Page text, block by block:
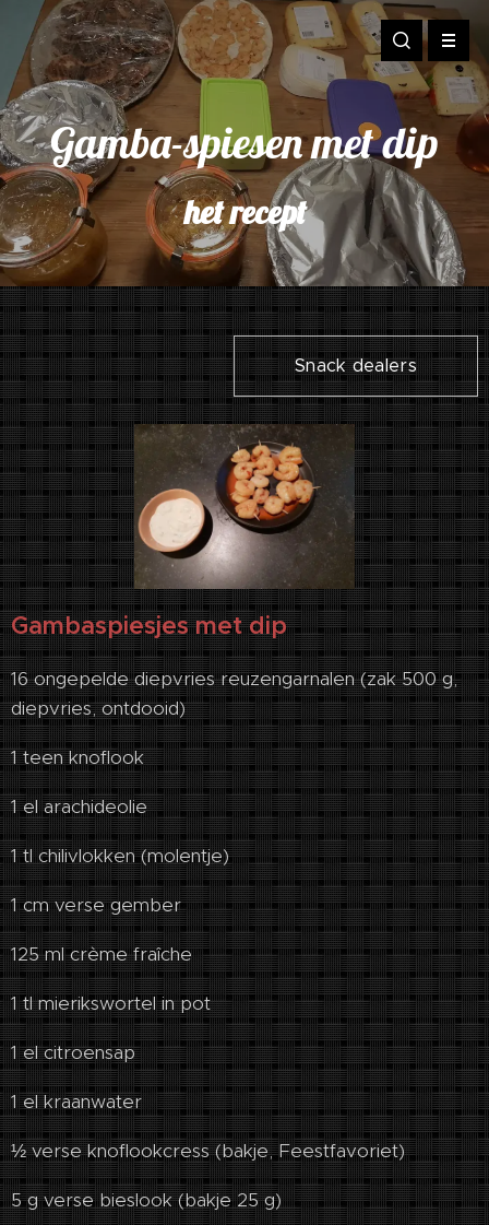
Gamba-spiesen met dip
het recept
Snack dealers
Gam­ba­spies­jes met dip
16 ongepelde diepvries reuzengarnalen (zak 500 g,
diepvries, ontdooid)
1 teen knoflook
1 el arachideolie
1 tl chilivlokken (molentje)
1 cm verse gember
125 ml crème fraîche
1 tl mierikswortel in pot
1 el citroensap
1 el kraanwater
½ verse knoflookcress (bakje, Feestfavoriet)
5 g verse bieslook (bakje 25 g)